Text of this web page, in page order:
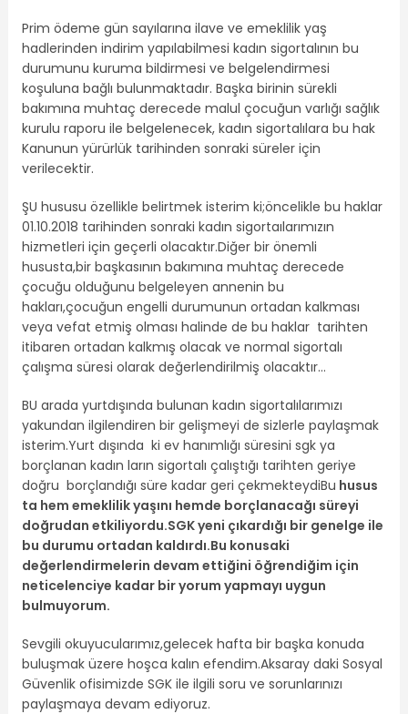
Prim ödeme gün sayılarına ilave ve emeklilik yaş
hadlerinden indirim yapılabilmesi kadın sigortalının bu
durumunu kuruma bildirmesi ve belgelendirmesi
koşuluna bağlı bulunmaktadır. Başka birinin sürekli
bakımına muhtaç derecede malul çocuğun varlığı sağlık
kurulu raporu ile belgelenecek, kadın sigortalılara bu hak
Kanunun yürürlük tarihinden sonraki süreler için
verilecektir.
ŞU hususu özellikle belirtmek isterim ki;öncelikle bu haklar
01.10.2018 tarihinden sonraki kadın sigortaılarımızın
hizmetleri için geçerli olacaktır.Diğer bir önemli
hususta,bir başkasının bakımına muhtaç derecede
çocuğu olduğunu belgeleyen annenin bu
hakları,çocuğun engelli durumunun ortadan kalkması
veya vefat etmiş olması halinde de bu haklar tarihten
itibaren ortadan kalkmış olacak ve normal sigortalı
çalışma süresi olarak değerlendirilmiş olacaktır…
BU arada yurtdışında bulunan kadın sigortalılarımızı
yakundan ilgilendiren bir gelişmeyi de sizlerle paylaşmak
isterim.Yurt dışında ki ev hanımlığı süresini sgk ya
borçlanan kadın ların sigortalı çalıştığı tarihten geriye
doğru borçlandığı süre kadar geri çekmekteydiBu husus
ta hem emeklilik yaşını hemde borçlanacağı süreyi
doğrudan etkiliyordu.SGK yeni çıkardığı bir genelge ile
bu durumu ortadan kaldırdı.Bu konusaki
değerlendirmelerin devam ettiğini öğrendiğim için
neticelenciye kadar bir yorum yapmayı uygun
bulmuyorum.
Sevgili okuyucularımız,gelecek hafta bir başka konuda
buluşmak üzere hoşca kalın efendim.Aksaray daki Sosyal
Güvenlik ofisimizde SGK ile ilgili soru ve sorunlarınızı
paylaşmaya devam ediyoruz.